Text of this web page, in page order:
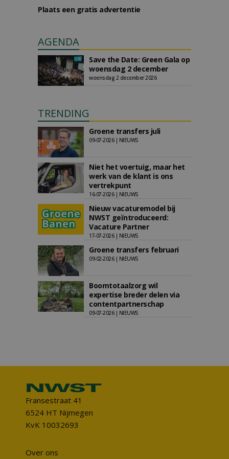
Plaats een gratis advertentie
AGENDA
Save the Date: Green Gala op
woensdag 2 december
woensdag 2 december 2026
TRENDING
Groene transfers juli
09-07-2026 | NIEUWS
Niet het voertuig, maar het
werk van de klant is ons
vertrekpunt
16-07-2026 | NIEUWS
Nieuw vacaturemodel bij
NWST geïntroduceerd:
Vacature Partner
17-07-2026 | NIEUWS
Groene transfers februari
09-02-2026 | NIEUWS
Boomtotaalzorg wil
expertise breder delen via
contentpartnerschap
09-07-2026 | NIEUWS
Fransestraat 41
6524 HT Nijmegen
KvK 10032693
Over ons